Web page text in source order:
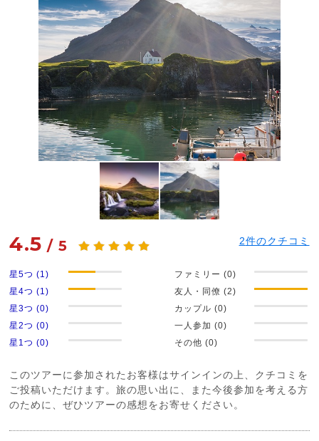
4.5 /5 2件のクチコミ
星5つ (1)
星4つ (1)
星3つ (0)
星2つ (0)
星1つ (0)
ファミリー (0)
友人・同僚 (2)
カップル (0)
一人参加 (0)
その他 (0)
このツアーに参加されたお客様はサインインの上、クチコミを
ご投稿いただけます。旅の思い出に、また今後参加を考える方
のために、ぜひツアーの感想をお寄せください。